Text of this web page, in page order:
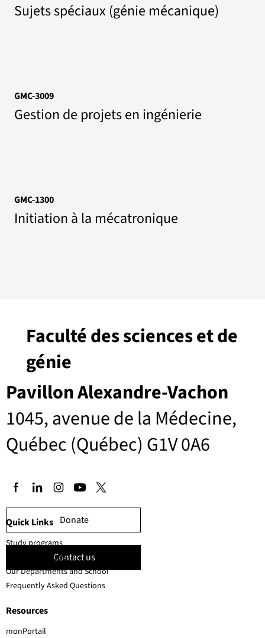
Sujets spéciaux (génie mécanique)
GMC-3009
Gestion de projets en ingénierie
GMC-1300
Initiation à la mécatronique
Pavillon Alexandre-Vachon
1045, avenue de la Médecine,
Québec (Québec) G1V 0A6
Faculté des sciences et de
génie
Donate
Contact us
Quick Links
Resources
Study programs
Faculty members
Our Departments and School
Frequently Asked Questions
monPortail